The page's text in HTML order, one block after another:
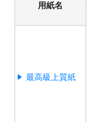
用紙名
最高級上質紙